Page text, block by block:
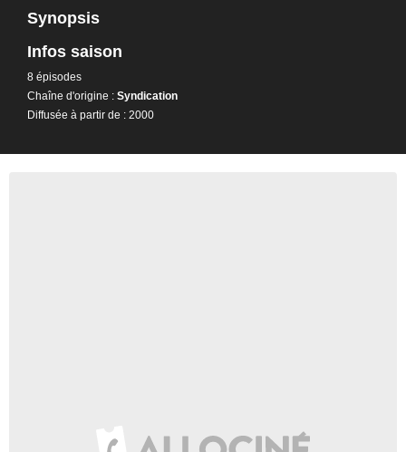
Synopsis
Infos saison
8 épisodes
Chaîne d'origine : Syndication
Diffusée à partir de : 2000